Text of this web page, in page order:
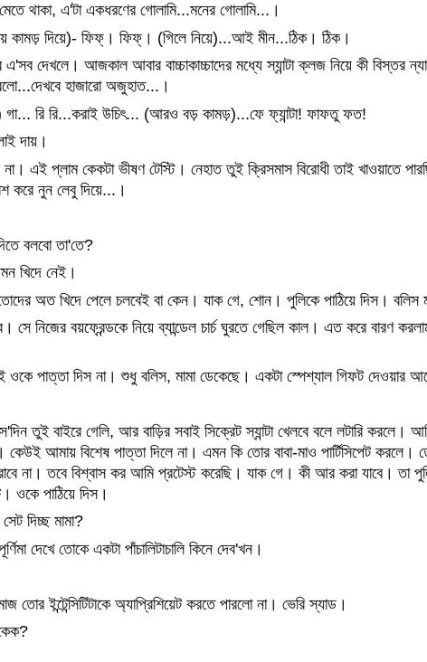
থাকা, এ'টা একধরণের গোলামি...মনের গোলামি...।
কামড় দিয়ে)- ফিফ্‌। ফিফ্‌। (গিলে নিয়ে)...আই মীন...ঠিক। ঠিক।
এ'সব দেখলে। আজকাল আবার বাচ্চাকাচ্চাদের মধ্যে স্যান্টা ক্লজ নিয়ে কী বিস্তর
হাজারো অজুহাত...।
রি রি...করাই উচিৎ... (আরও বড় কামড়)...ফে ফ্যান্টা! ফাফতু ফত!
দায়।
এই প্লাম কেকটা ভীষণ টেস্টি। নেহাত তুই ক্রিসমাস বিরোধী তাই খাওয়াতে
করে নুন লেবু দিয়ে...।
বলবো তা'তে?
খিদে নেই।
অত খিদে পেলে চলবেই বা কেন। যাক গে, শোন। পুলিকে পাঠিয়ে দিস। বলিস
নিজের বয়ফ্রেন্ডকে নিয়ে ব্যান্ডেল চার্চ ঘুরতে গেছিল কাল। এত করে বারণ
পাত্তা দিস না। শুধু বলিস, মামা ডেকেছে। একটা স্পেশ্যাল গিফট দেওয়ার
তুই বাইরে গেলি, আর বাড়ির সবাই সিক্রেট স্যান্টা খেলবে বলে লটারি করলে।
কেউই আমায় বিশেষ পাত্তা দিলে না। এমন কি তোর বাবা-মাও পার্টিসিপেট করলে।
না। তবে বিশ্বাস কর আমি প্রটেস্ট করেছি। যাক গে। কী আর করা যাবে। তা
ওকে পাঠিয়ে দিস।
দিচ্ছ মামা?
দেখে তোকে একটা পাঁচালিটাচালি কিনে দেব'খন।
তোর ইন্টেন্সিটিটাকে অ্যাপ্রিশিয়েট করতে পারলো না। ভেরি স্যাড।